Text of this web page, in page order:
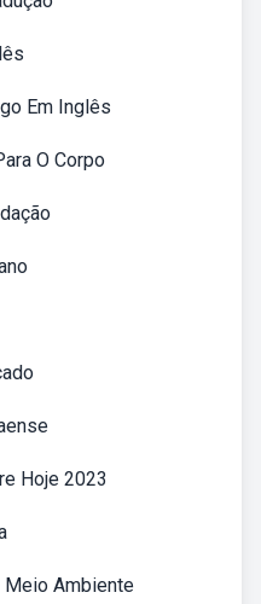
Em Inglês
O Corpo
Hoje 2023
Meio Ambiente